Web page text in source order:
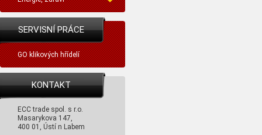
SERVISNÍ PRÁCE
GO klikových hřídelí
KONTAKT
ECC trade spol. s r.o.
Masarykova 147,
400 01, Ústí n Labem